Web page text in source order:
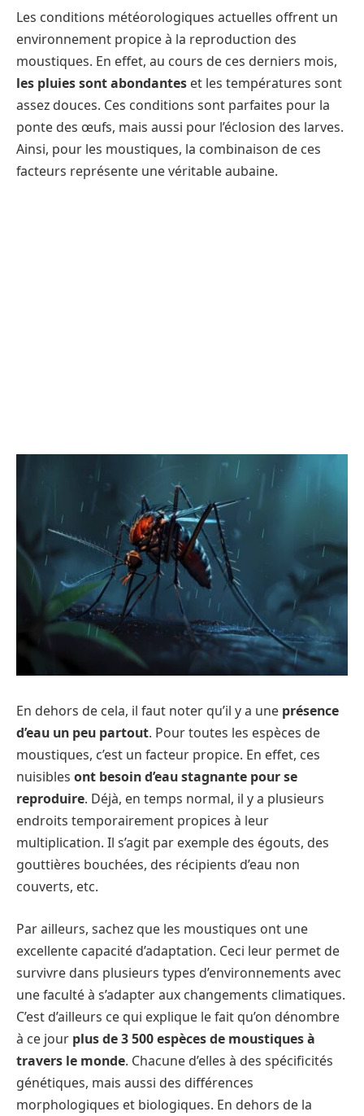
Les conditions météorologiques actuelles offrent un
environnement propice à la reproduction des
moustiques. En effet, au cours de ces derniers mois,
les pluies sont abondantes et les températures sont
assez douces. Ces conditions sont parfaites pour la
ponte des œufs, mais aussi pour l’éclosion des larves.
Ainsi, pour les moustiques, la combinaison de ces
facteurs représente une véritable aubaine.
En dehors de cela, il faut noter qu’il y a une présence
d’eau un peu partout. Pour toutes les espèces de
moustiques, c’est un facteur propice. En effet, ces
nuisibles ont besoin d’eau stagnante pour se
reproduire. Déjà, en temps normal, il y a plusieurs
endroits temporairement propices à leur
multiplication. Il s’agit par exemple des égouts, des
gouttières bouchées, des récipients d’eau non
couverts, etc.
Par ailleurs, sachez que les moustiques ont une
excellente capacité d’adaptation. Ceci leur permet de
survivre dans plusieurs types d’environnements avec
une faculté à s’adapter aux changements climatiques.
C’est d’ailleurs ce qui explique le fait qu’on dénombre
à ce jour plus de 3 500 espèces de moustiques à
travers le monde. Chacune d’elles à des spécificités
génétiques, mais aussi des différences
morphologiques et biologiques. En dehors de la